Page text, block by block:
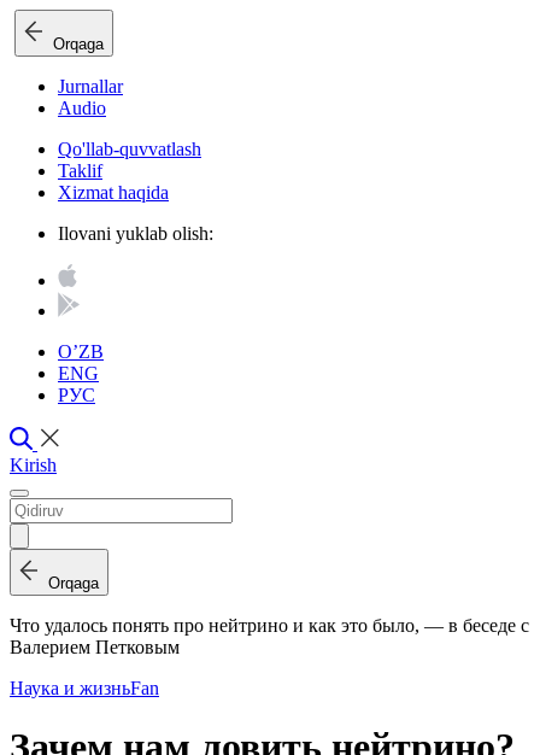
Orqaga
Jurnallar
Audio
Qo'llab-quvvatlash
Taklif
Xizmat haqida
Ilovani yuklab olish:
O’ZB
ENG
РУС
Kirish
Orqaga
Что удалось понять про нейтрино и как это было, — в беседе с
Валерием Петковым
Наука и жизньFan